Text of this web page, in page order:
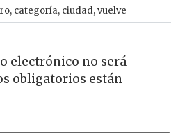
, categoría, ciudad,vuelve
electrónico no será
obligatorios están